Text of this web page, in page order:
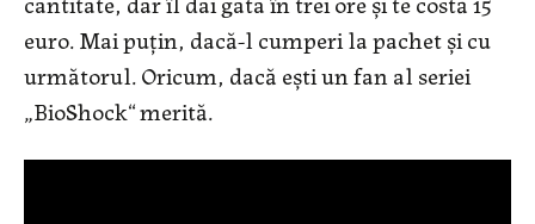
euro. Mai puțin, dacă-l cumperi la pachet și cu
următorul. Oricum, dacă ești un fan al seriei
„BioShock“ merită.